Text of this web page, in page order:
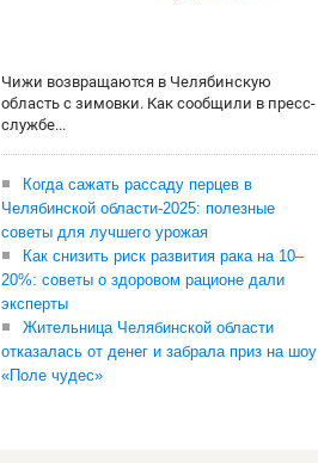
Чижи возвращаются в Челябинскую
область с зимовки. Как сообщили в пресс-
службе...
Когда сажать рассаду перцев в
Челябинской области-2025: полезные
советы для лучшего урожая
Как снизить риск развития рака на 10–
20%: советы о здоровом рационе дали
эксперты
Жительница Челябинской области
отказалась от денег и забрала приз на шоу
«Поле чудес»